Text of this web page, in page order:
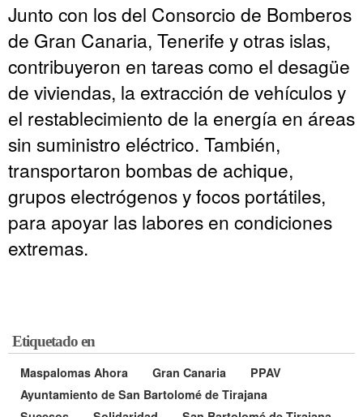
Junto con los del Consorcio de Bomberos
de Gran Canaria, Tenerife y otras islas,
contribuyeron en tareas como el desagüe
de viviendas, la extracción de vehículos y
el restablecimiento de la energía en áreas
sin suministro eléctrico. También,
transportaron bombas de achique,
grupos electrógenos y focos portátiles,
para apoyar las labores en condiciones
extremas.
Etiquetado en
Maspalomas Ahora Gran Canaria
PPAV
Ayuntamiento de San Bartolomé de Tirajana